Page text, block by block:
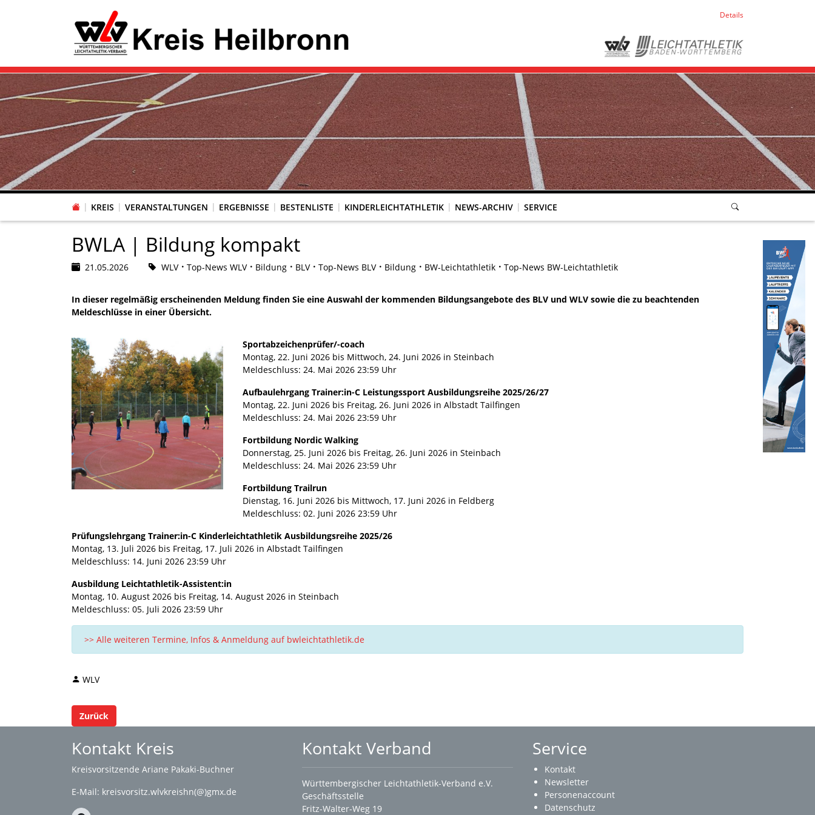
Details
KREIS VERANSTALTUNGEN ERGEBNISSE BESTENLISTE KINDERLEICHTATHLETIK NEWS-ARCHIV SERVICE
BWLA | Bildung kompakt
21.05.2026 WLV Top-News WLV Bildung BLV Top-News BLV Bildung BW-Leichtathletik Top-News BW-Leichtathletik
In dieser regelmäßig erscheinenden Meldung finden Sie eine Auswahl der kommenden Bildungsangebote des BLV und WLV sowie die zu beachtenden
Meldeschlüsse in einer Übersicht.
Sportabzeichenprüfer/-coach
Montag, 22. Juni 2026 bis Mittwoch, 24. Juni 2026 in Steinbach
Meldeschluss: 24. Mai 2026 23:59 Uhr
Aufbaulehrgang Trainer:in-C Leistungssport Ausbildungsreihe 2025/26/27
Montag, 22. Juni 2026 bis Freitag, 26. Juni 2026 in Albstadt Tailfingen
Meldeschluss: 24. Mai 2026 23:59 Uhr
Fortbildung Nordic Walking
Donnerstag, 25. Juni 2026 bis Freitag, 26. Juni 2026 in Steinbach
Meldeschluss: 24. Mai 2026 23:59 Uhr
Fortbildung Trailrun
Dienstag, 16. Juni 2026 bis Mittwoch, 17. Juni 2026 in Feldberg
Meldeschluss: 02. Juni 2026 23:59 Uhr
Prüfungslehrgang Trainer:in-C Kinderleichtathletik Ausbildungsreihe 2025/26
Montag, 13. Juli 2026 bis Freitag, 17. Juli 2026 in Albstadt Tailfingen
Meldeschluss: 14. Juni 2026 23:59 Uhr
Ausbildung Leichtathletik-Assistent:in
Montag, 10. August 2026 bis Freitag, 14. August 2026 in Steinbach
Meldeschluss: 05. Juli 2026 23:59 Uhr
>> Alle weiteren Termine, Infos & Anmeldung auf bwleichtathletik.de
WLV
Zurück
Kontakt Kreis
Kreisvorsitzende Ariane Pakaki-Buchner
E-Mail: kreisvorsitz.wlvkreishn(@)gmx.de
Kontakt Verband
Württembergischer Leichtathletik-Verband e.V.
Geschäftsstelle
Fritz-Walter-Weg 19
Service
Kontakt
Newsletter
Personenaccount
Datenschutz